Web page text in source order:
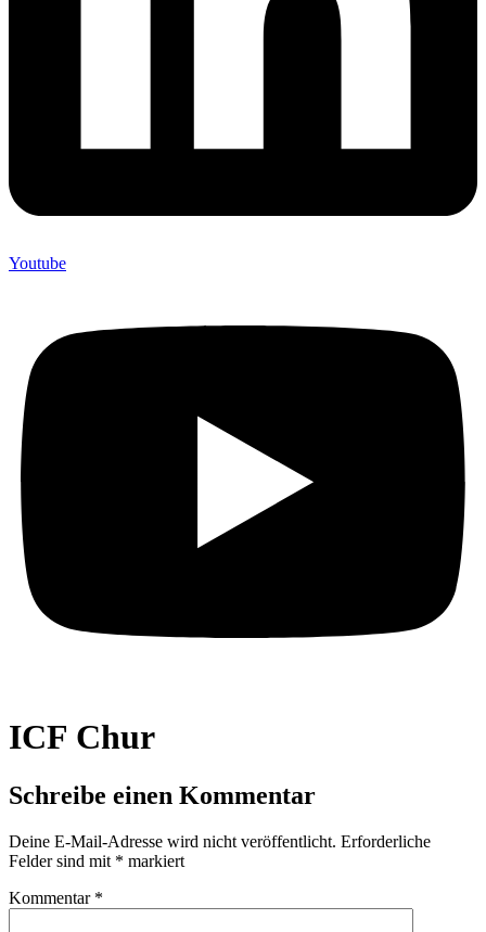
Youtube
ICF Chur
Schreibe einen Kommentar
Deine E-Mail-Adresse wird nicht veröffentlicht. Erforderliche
Felder sind mit * markiert
Kommentar *